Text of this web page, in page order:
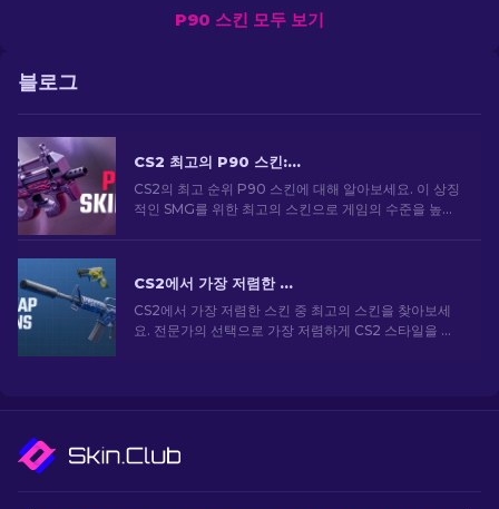
P90 스킨 모두 보기
블로그
CS2 최고의 P90 스킨: 순위 [2026]
CS2의 최고 순위 P90 스킨에 대해 알아보세요. 이 상징
적인 SMG를 위한 최고의 스킨으로 게임의 수준을 높이
CS2에서 가장 저렴한 스킨 [2026]
CS2에서 가장 저렴한 스킨 중 최고의 스킨을 찾아보세
요. 전문가의 선택으로 가장 저렴하게 CS2 스타일을 업